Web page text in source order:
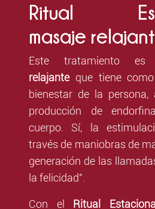
Ritual
masaje
Este tratamiento
relajanteque tiene
bienestar de la persona,
producción de
cuerpo. Sí, la
través de maniobras de
generación de las
la felicidad".
Con el Ritual